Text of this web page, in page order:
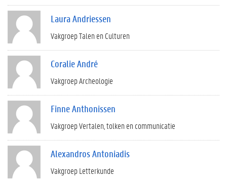
Laura Andriessen
Vakgroep Talen en Culturen
Coralie André
Vakgroep Archeologie
Finne Anthonissen
Vakgroep Vertalen, tolken en communicatie
Alexandros Antoniadis
Vakgroep Letterkunde